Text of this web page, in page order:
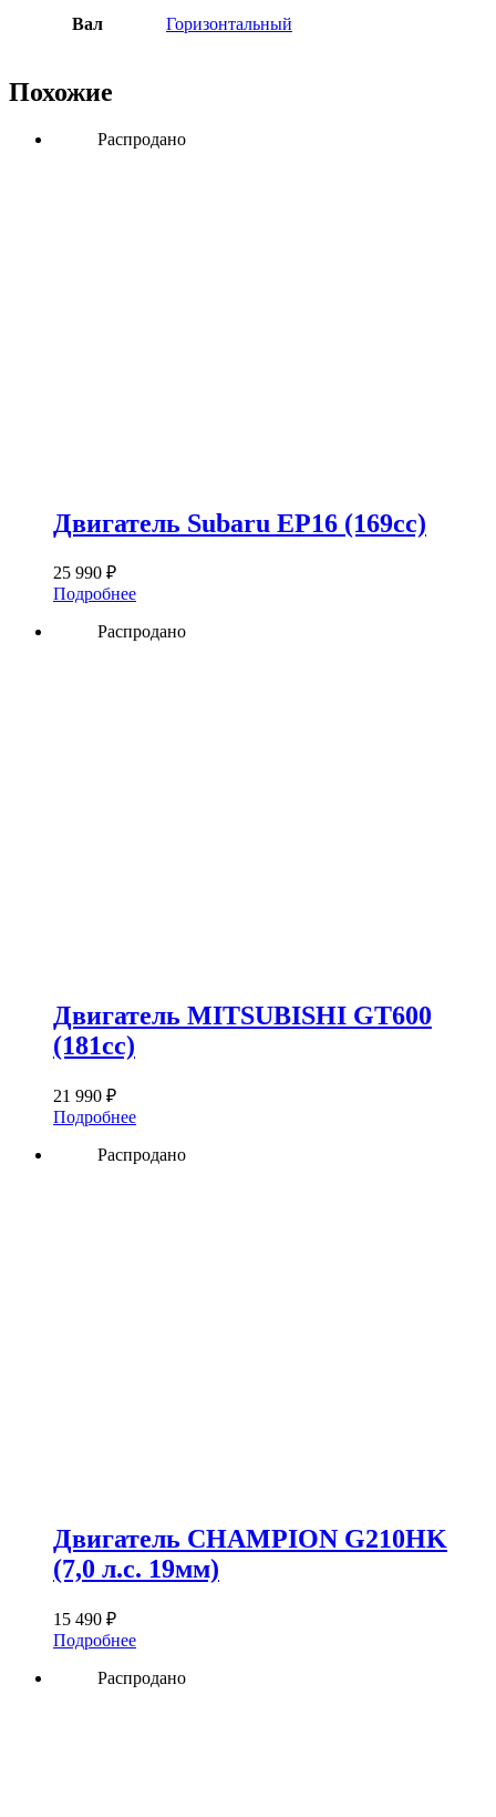
Вал Горизонтальный
Похожие
Распродано
Двигатель Subaru EP16 (169сс)
25 990 ₽
Подробнее
Распродано
Двигатель MITSUBISHI GT600
(181сс)
21 990 ₽
Подробнее
Распродано
Двигатель CHAMPION G210HK
(7,0 л.с. 19мм)
15 490 ₽
Подробнее
Распродано